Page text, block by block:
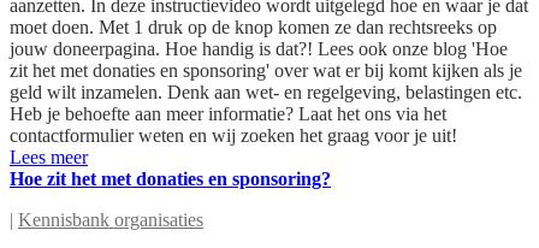
aanzetten. In deze instructievideo wordt uitgelegd hoe en waar je dat
moet doen. Met 1 druk op de knop komen ze dan rechtsreeks op
jouw doneerpagina. Hoe handig is dat?! Lees ook onze blog 'Hoe
zit het met donaties en sponsoring' over wat er bij komt kijken als je
geld wilt inzamelen. Denk aan wet- en regelgeving, belastingen etc.
Heb je behoefte aan meer informatie? Laat het ons via het
contactformulier weten en wij zoeken het graag voor je uit!
Lees meer
Hoe zit het met donaties en sponsoring?
| Kennisbank organisaties